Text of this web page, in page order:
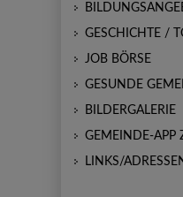
GESCHICHTE /
JOB BÖRSE
GESUNDE
BILDERGALERIE
GEMEINDE-APP
LINKS/